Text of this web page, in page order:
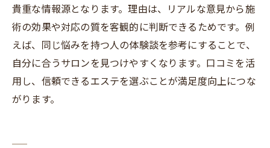
貴重な情報源となります。理由は、リアルな意見から施
術の効果や対応の質を客観的に判断できるためです。例
えば、同じ悩みを持つ人の体験談を参考にすることで、
自分に合うサロンを見つけやすくなります。口コミを活
用し、信頼できるエステを選ぶことが満足度向上につな
がります。